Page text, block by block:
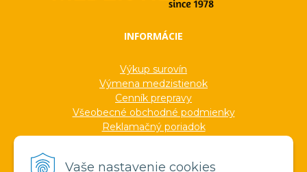
Vaše nastavenie cookies
INFORMÁCIE
Výkup surovín
Výmena medzistienok
Cenník prepravy
Všeobecné obchodné podmienky
Reklamačný poriadok